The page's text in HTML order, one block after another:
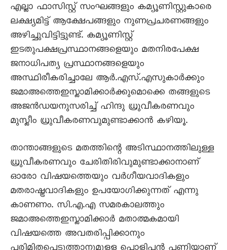
എല്ലാ ഫാസിസ്റ്റ് സംഘങ്ങളും കമ്യൂണിസ്റ്റുകാരെ
ലക്ഷ്യമിട്ട് ആക്ഷേപങ്ങളും നുണപ്രചരണങ്ങളും
അഴിച്ചുവിട്ടിട്ടുണ്ട്. കമ്യൂണിസ്റ്റ്
ഇടതുപക്ഷപ്രസ്ഥാനങ്ങളെയും മതനിരപേക്ഷ
ജനാധിപത്യ പ്രസ്ഥാനങ്ങളെയും
അസ്ഥിരീകരിച്ചാലേ ആർ.എസ്.എസുകാർക്കും
ജമാഅത്തെഇസ്ലാമിക്കാർക്കുമൊക്കെ തങ്ങളുടെ
അജൻഡയനുസരിച്ച് ഹിന്ദു ധ്രുവീകരണവും
മുസ്ലീം ധ്രുവീകരണവുമുണ്ടാക്കാൻ കഴിയൂ.
താന്താങ്ങളുടെ മതത്തിന്റെ അടിസ്ഥാനത്തിലുള്ള
ധ്രുവീകരണവും ചേരിതിരിവുമുണ്ടാക്കാനാണ്
ഓരോ വിഷയത്തെയും വർഗീയവാദികളും
മതരാഷ്ട്രവാദികളും ഉപയോഗിക്കുന്നത് എന്നു
കാണണം. സി.എ.എ സമരകാലത്തും
ജമാഅത്തെഇസ്ലാമിക്കാർ മതാത്മകമായി
വിഷയത്തെ അവതരിപ്പിക്കാനും